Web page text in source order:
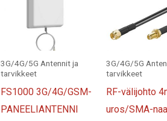
3G/4G/5G Antennit ja
tarvikkeet
FS1000 3G/4G/GSM-
PANEELIANTENNI
3G/4G/5G
tarvikkeet
RF-välijohto
uros/SMA-